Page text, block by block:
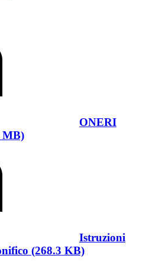
ONERI
MB)
Istruzioni
(268.3 KB)